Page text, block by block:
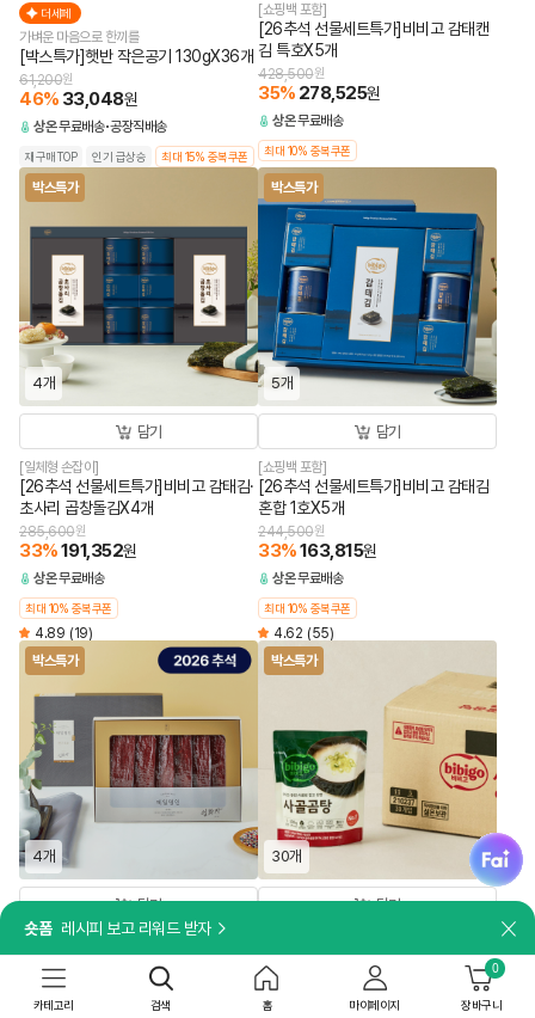
더세페
가벼운 마음으로 한끼를
[박스특가]햇반 작은공기 130gX36개
61,200원
46% 33,048원
상온무료배송 공장직배송
재구매TOP 인기 급상승 최대 15% 중복쿠폰
[쇼핑백 포함]
[26추석 선물세트특가]비비고 감태캔
김 특호X5개
428,500원
35% 278,525원
상온무료배송
최대 10% 중복쿠폰
박스특가
4개
담기
[일체형 손잡이]
[26추석 선물세트특가]비비고 감태김·
초사리 곱창돌김X4개
285,600원
33%191,352원
상온무료배송
최대 10% 중복쿠폰
4.89 (19)
박스특가
5개
담기
[쇼핑백 포함]
[26추석 선물세트특가]비비고 감태김
혼합 1호X5개
244,500원
33%163,815원
상온무료배송
최대 10% 중복쿠폰
4.62 (55)
박스특가
4개
담기
[쇼핑백 포함]
[26추석 선물세트특가]제일명인 한우
육포X4개
349,600
박스특가
30개
담기
[박스특가]비비고 사골곰탕 300gX30
개
49,500
숏폼 레시피 보고 리워드 받자
fai
카테고리 검색 홈 마이페이지 장바구니
0